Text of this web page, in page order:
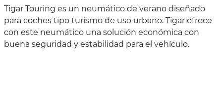
Tigar Touring es un neumático de verano diseñado
para coches tipo turismo de uso urbano. Tigar ofrece
con este neumático una solución económica con
buena seguridad y estabilidad para el vehículo.